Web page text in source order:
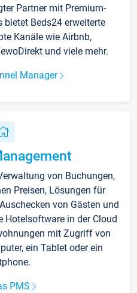
Partner mit Premium-
bietet Beds24 erweiterte
Kanäle wie Airbnb,
und viele mehr.
Manager
von Buchungen,
Preisen, Lösungen für
von Gästen und
Hotelsoftware in der Cloud
mit Zugriff von
ein Tablet oder ein
PMS